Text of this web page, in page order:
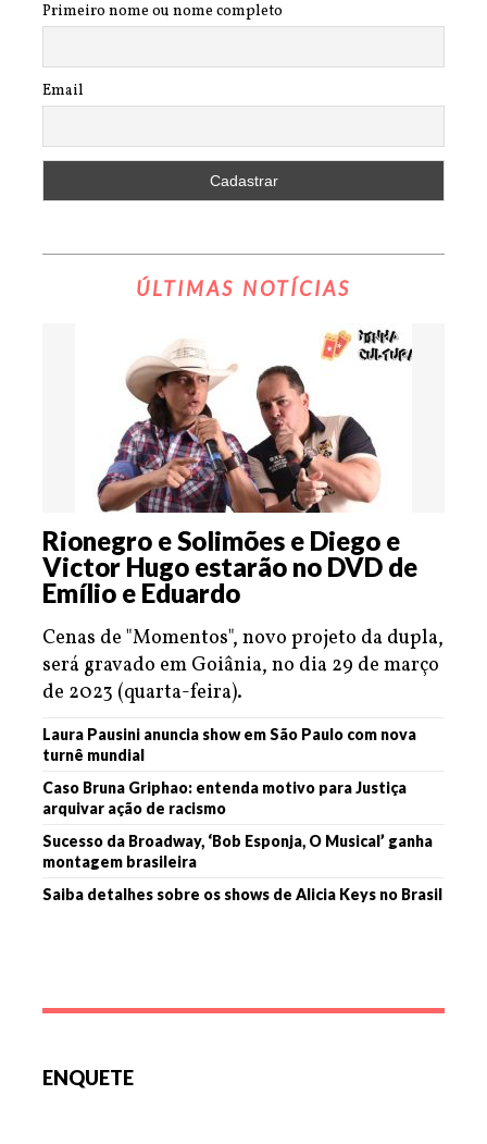
Primeiro nome ou nome completo
Email
ÚLTIMAS NOTÍCIAS
Rionegro e Solimões e Diego e
Victor Hugo estarão no DVD de
Emílio e Eduardo
Cenas de "Momentos", novo projeto da dupla,
será gravado em Goiânia, no dia 29 de março
de 2023 (quarta-feira).
Laura Pausini anuncia show em São Paulo com nova
turnê mundial
Caso Bruna Griphao: entenda motivo para Justiça
arquivar ação de racismo
Sucesso da Broadway, ‘Bob Esponja, O Musical’ ganha
montagem brasileira
Saiba detalhes sobre os shows de Alicia Keys no Brasil
ENQUETE